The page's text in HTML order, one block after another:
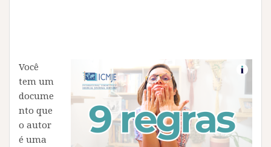
Você
tem um
docume
nto que
o autor
é uma